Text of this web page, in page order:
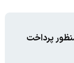
پرداخت